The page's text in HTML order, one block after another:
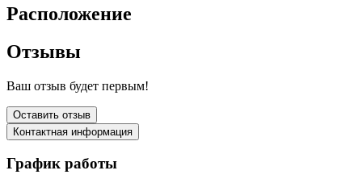
Расположение
Отзывы
Ваш отзыв будет первым!
Оставить отзыв
Контактная информация
График работы